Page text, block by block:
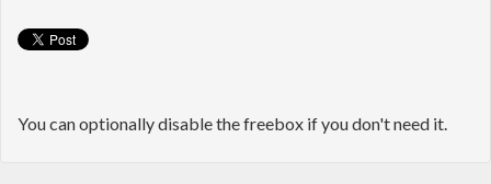
You can optionally disable the freebox if you don't need it.